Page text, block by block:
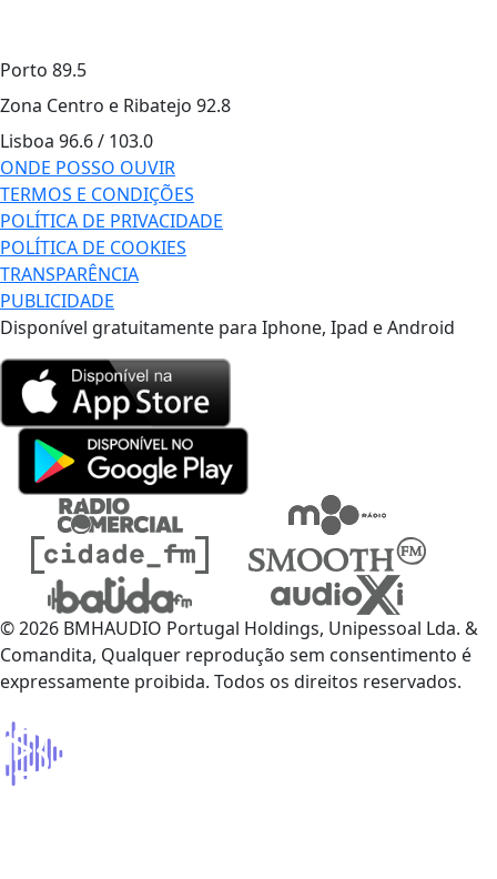
Porto 89.5
Zona Centro e Ribatejo 92.8
Lisboa 96.6 / 103.0
ONDE POSSO OUVIR
TERMOS E CONDIÇÕES
POLÍTICA DE PRIVACIDADE
POLÍTICA DE COOKIES
TRANSPARÊNCIA
PUBLICIDADE
Disponível gratuitamente para Iphone, Ipad e Android
© 2026 BMHAUDIO Portugal Holdings, Unipessoal Lda. &
Comandita, Qualquer reprodução sem consentimento é
expressamente proibida. Todos os direitos reservados.